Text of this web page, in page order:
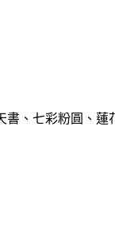
書、七彩粉圓、